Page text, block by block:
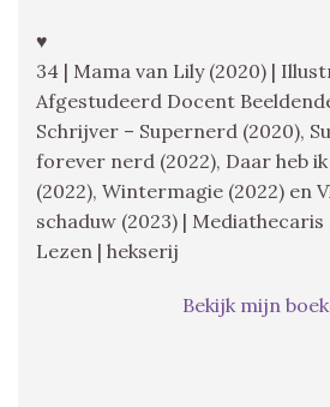
♥
34 | Mama van Lily (2020) |
Afgestudeerd Docent
Schrijver – Supernerd (2020),
forever nerd (2022), Daar heb
(2022), Wintermagie (2022) en
schaduw (2023) | Mediathecaris
Lezen | hekserij
Bekijk mijn